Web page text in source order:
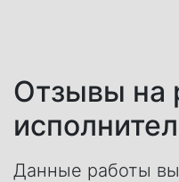
Отзывы на
Данные работы